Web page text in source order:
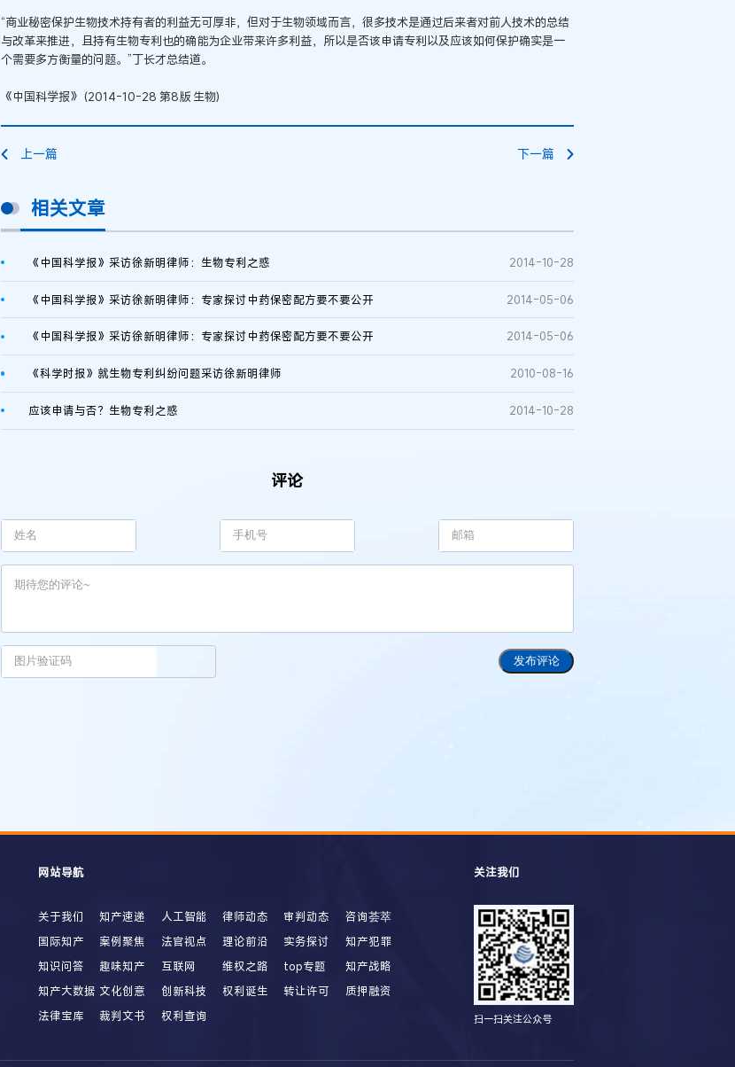
“商业秘密保护生物技术持有者的利益无可厚非，但对于生物领域而言，很多技术是通过后来者对前人技术的总结
与改革来推进，且持有生物专利也的确能为企业带来许多利益，所以是否该申请专利以及应该如何保护确实是一
个需要多方衡量的问题。”丁长才总结道。
《中国科学报》 (2014-10-28 第8版 生物)
上一篇 下一篇
相关文章
《中国科学报》采访徐新明律师：生物专利之惑 2014-10-28
《中国科学报》采访徐新明律师：专家探讨中药保密配方要不要公开 2014-05-06
《中国科学报》采访徐新明律师：专家探讨中药保密配方要不要公开 2014-05-06
《科学时报》就生物专利纠纷问题采访徐新明律师 2010-08-16
应该申请与否？生物专利之惑 2014-10-28
评论
发布评论
网站导航
关于我们 知产速递 人工智能 律师动态 审判动态
咨询荟萃
国际知产
案例聚焦 法官视点 理论前沿 实务探讨
知产犯罪
知识问答
趣味知产 互联网 维权之路 top专题
知产战略
知产大数据 文化创意 创新科技 权利诞生 转让许可
质押融资
法律宝库
裁判文书 权利查询
关注我们
扫一扫关注公众号